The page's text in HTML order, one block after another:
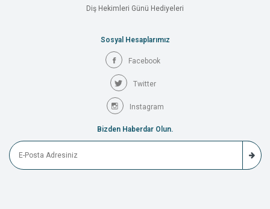
Diş Hekimleri Günü Hediyeleri
Sosyal Hesaplarımız
Facebook
Twitter
Instagram
Bizden Haberdar Olun.